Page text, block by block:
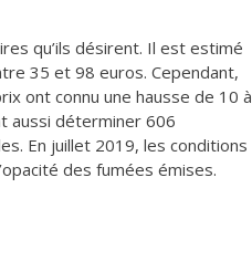
qu’ils désirent. Il est estimé
35 et 98 euros. Cependant,
ont connu une hausse de 10 à
aussi déterminer 606
En juillet 2019, les conditions
des fumées émises.